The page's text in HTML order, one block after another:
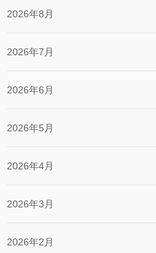
2026年8月
2026年7月
2026年6月
2026年5月
2026年4月
2026年3月
2026年2月